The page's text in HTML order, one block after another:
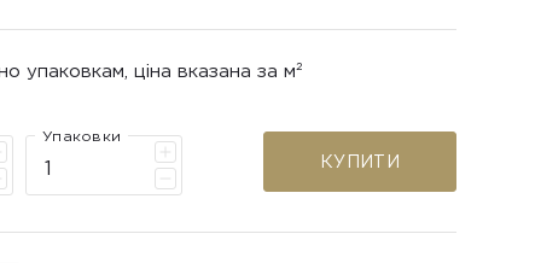
упаковкам, ціна вказана за м²
Упаковки
КУПИТИ